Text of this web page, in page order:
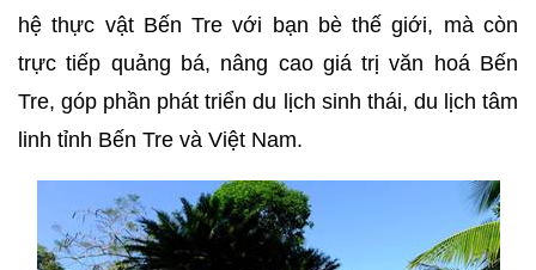
hệ thực vật Bến Tre với bạn bè thế giới, mà còn
trực tiếp quảng bá, nâng cao giá trị văn hoá Bến
Tre, góp phần phát triển du lịch sinh thái, du lịch tâm
linh tỉnh Bến Tre và Việt Nam.